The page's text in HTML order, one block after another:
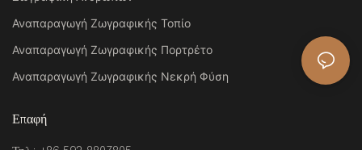
Αναπαραγωγή Ζωγραφικής Τοπίο
Αναπαραγωγή Ζωγραφικής Πορτρέτο
Αναπαραγωγή Ζωγραφικής Νεκρή Φύση
Επαφή